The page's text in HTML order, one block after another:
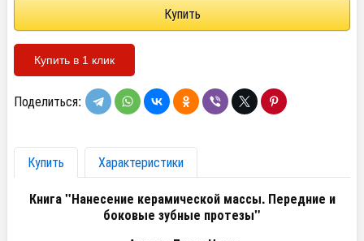
Купить в 1 клик
Поделиться:
Купить
Характеристики
Книга "Нанесение керамической массы. Передние и
боковые зубные протезы"